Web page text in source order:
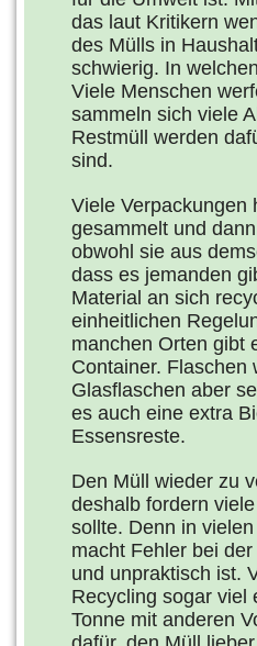
das laut Kritikern
des Mülls in
schwierig. In
Viele Menschen
sammeln sich viele
Restmüll werden
sind.
Viele Verpackungen
gesammelt und
obwohl sie aus
dass es jemanden
Material an sich
einheitlichen
manchen Orten gibt
Container. Flaschen
Glasflaschen aber
es auch eine extra
Essensreste.
Den Müll wieder zu
deshalb fordern
sollte. Denn in
macht Fehler bei
und unpraktisch ist.
Recycling sogar viel
Tonne mit anderen